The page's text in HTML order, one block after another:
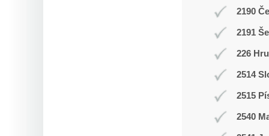
2190
2191
226
2514
2515
2540